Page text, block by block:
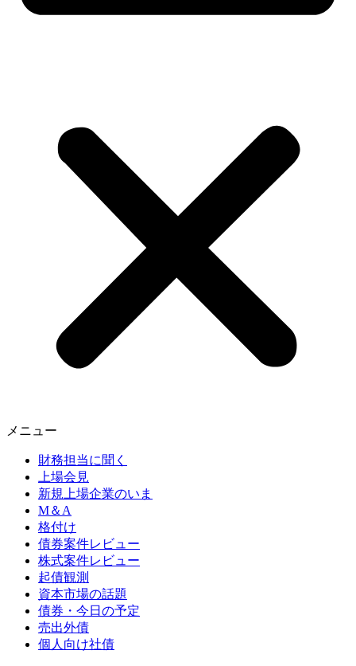
メニュー
財務担当に聞く
上場会見
新規上場企業のいま
M＆A
格付け
債券案件レビュー
株式案件レビュー
起債観測
資本市場の話題
債券・今日の予定
売出外債
個人向け社債